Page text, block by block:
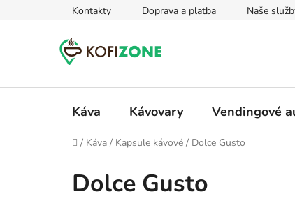
Kontakty Doprava a platba Naše
Káva Kávovary Vendingové
Domov
/ Káva / Kapsule kávové / Dolce Gusto
Dolce Gusto